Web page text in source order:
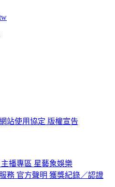
站使用協定 版權宣告
主播專區 星藝象娛樂
務 官方聲明 獲獎紀錄／認證